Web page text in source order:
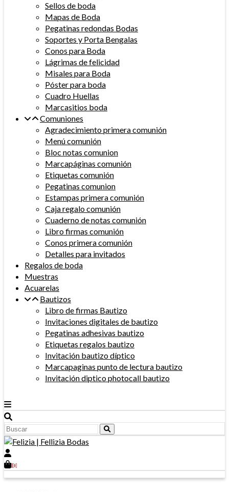
Sellos de boda
Mapas de Boda
Pegatinas redondas Bodas
Soportes y Porta Bengalas
Conos para Boda
Lágrimas de felicidad
Misales para Boda
Póster para boda
Cuadro Huellas
Marcasitios boda
Comuniones
Agradecimiento primera comunión
Menú comunión
Bloc notas comunion
Marcapáginas comunión
Etiquetas comunión
Pegatinas comunion
Estampas primera comunión
Caja regalo comunión
Cuaderno de notas comunión
Libro firmas comunión
Conos primera comunión
Detalles para invitados
Regalos de boda
Muestras
Acuarelas
Bautizos
Libro de firmas Bautizo
Invitaciones digitales de bautizo
Pegatinas adhesivas bautizo
Etiquetas regalos bautizo
Invitación bautizo díptico
Marcapaginas punto de lectura bautizo
Invitación diptico photocall bautizo
0